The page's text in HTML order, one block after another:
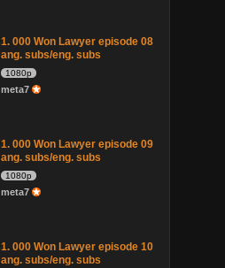
1. 000 Won Lawyer episode 08
ang. subs/eng. subs
1080p
meta7
1. 000 Won Lawyer episode 09
ang. subs/eng. subs
1080p
meta7
1. 000 Won Lawyer episode 10
ang. subs/eng. subs